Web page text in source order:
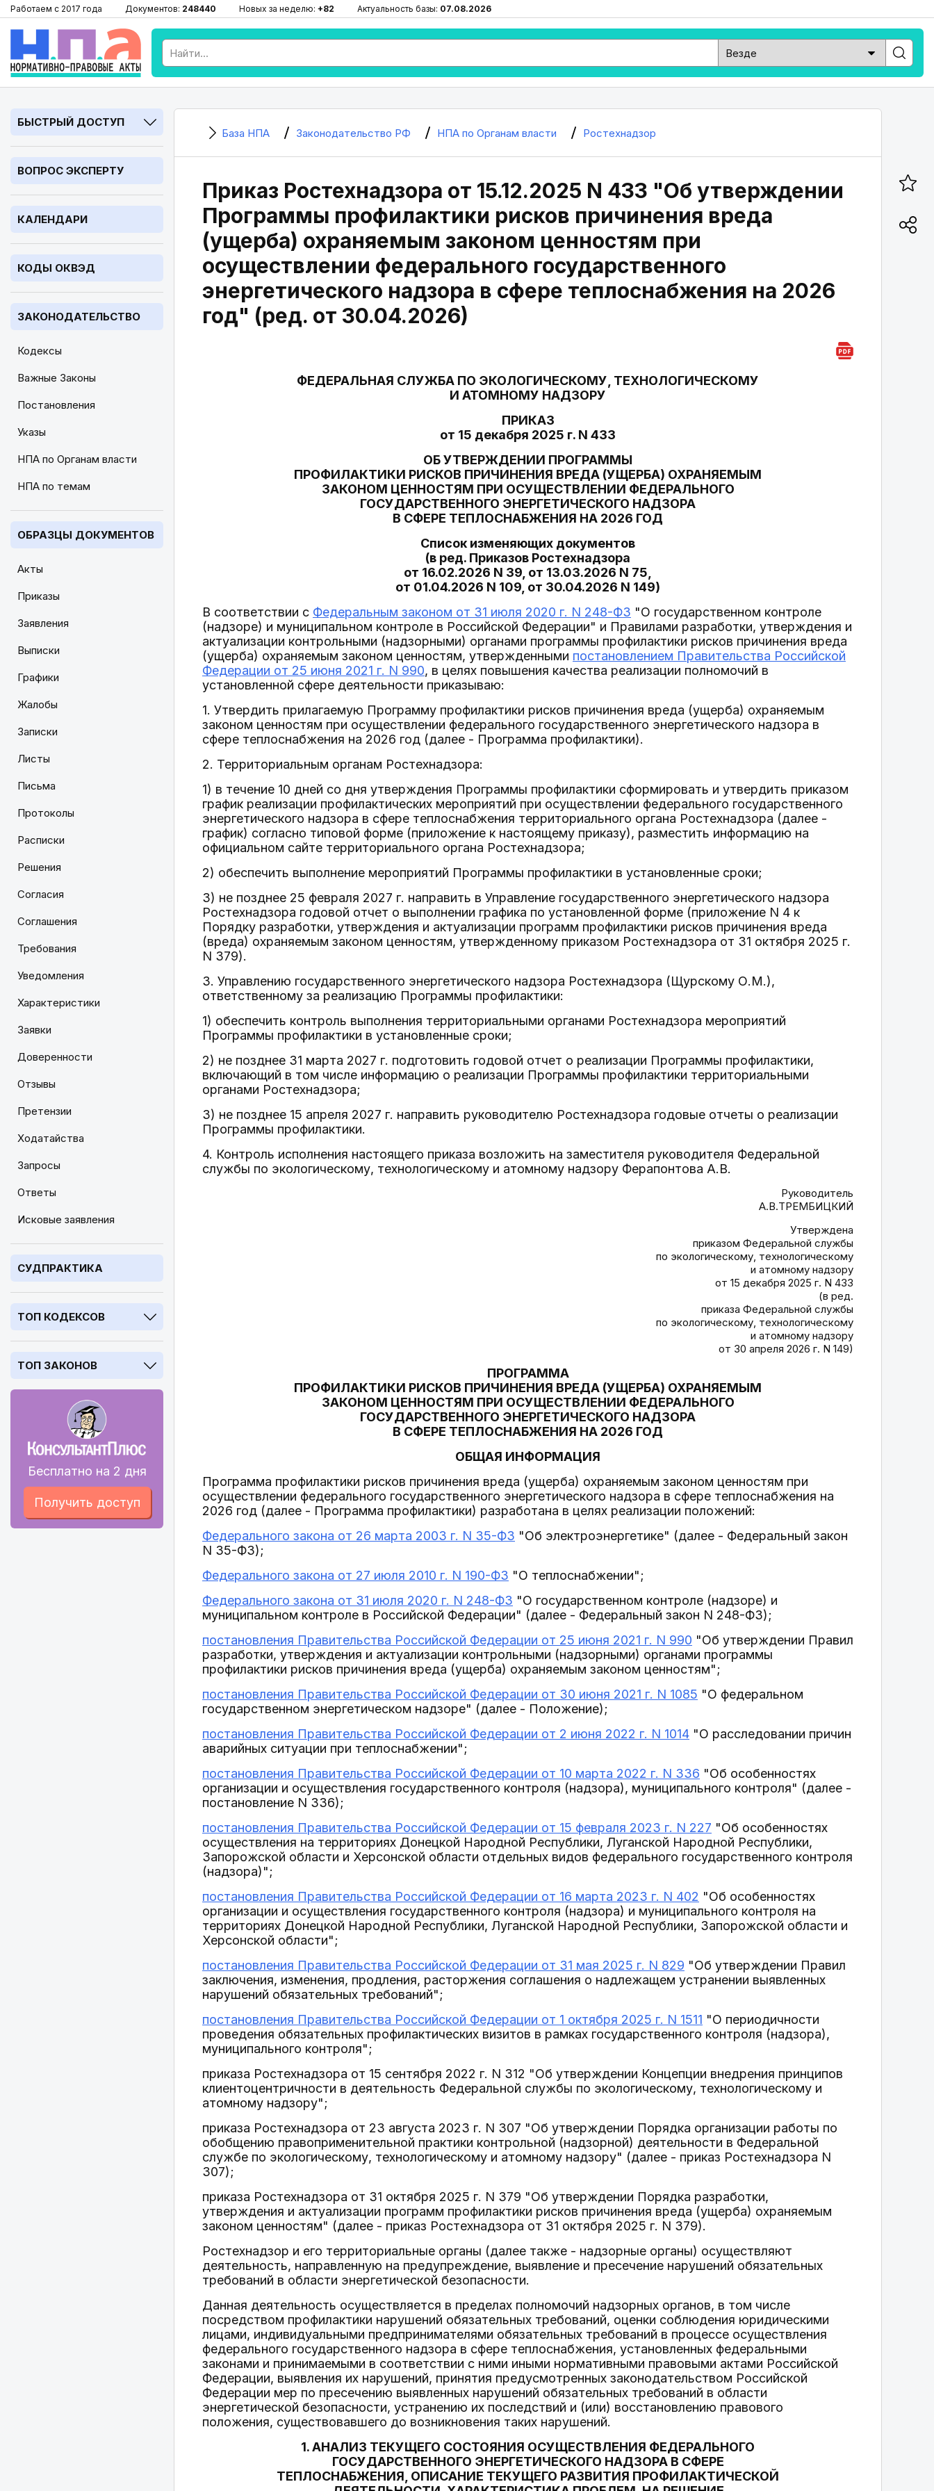
Работаем с 2017 года Документов: 248440 Новых за неделю: +82 Актуальность базы: 07.08.2026
БЫСТРЫЙ ДОСТУП
ВОПРОС ЭКСПЕРТУ
КАЛЕНДАРИ
КОДЫ ОКВЭД
ЗАКОНОДАТЕЛЬСТВО
Кодексы
Важные Законы
Постановления
Указы
НПА по Органам власти
НПА по темам
ОБРАЗЦЫ ДОКУМЕНТОВ
Акты
Приказы
Заявления
Выписки
Графики
Жалобы
Записки
Листы
Письма
Протоколы
Расписки
Решения
Согласия
Соглашения
Требования
Уведомления
Характеристики
Заявки
Доверенности
Отзывы
Претензии
Ходатайства
Запросы
Ответы
Исковые заявления
СУДПРАКТИКА
ТОП КОДЕКСОВ
ТОП ЗАКОНОВ
Бесплатно на 2 дня
Получить доступ
База НПА Законодательство РФ НПА по Органам власти Ростехнадзор
Приказ Ростехнадзора от 15.12.2025 N 433 "Об утверждении
Программы профилактики рисков причинения вреда
(ущерба) охраняемым законом ценностям при
осуществлении федерального государственного
энергетического надзора в сфере теплоснабжения на 2026
год" (ред. от 30.04.2026)
ФЕДЕРАЛЬНАЯ СЛУЖБА ПО ЭКОЛОГИЧЕСКОМУ, ТЕХНОЛОГИЧЕСКОМУ
И АТОМНОМУ НАДЗОРУ
ПРИКАЗ
от 15 декабря 2025 г. N 433
ОБ УТВЕРЖДЕНИИ ПРОГРАММЫ
ПРОФИЛАКТИКИ РИСКОВ ПРИЧИНЕНИЯ ВРЕДА (УЩЕРБА) ОХРАНЯЕМЫМ
ЗАКОНОМ ЦЕННОСТЯМ ПРИ ОСУЩЕСТВЛЕНИИ ФЕДЕРАЛЬНОГО
ГОСУДАРСТВЕННОГО ЭНЕРГЕТИЧЕСКОГО НАДЗОРА
В СФЕРЕ ТЕПЛОСНАБЖЕНИЯ НА 2026 ГОД
Список изменяющих документов
(в ред. Приказов Ростехнадзора
от 16.02.2026 N 39, от 13.03.2026 N 75,
от 01.04.2026 N 109, от 30.04.2026 N 149)
В соответствии с Федеральным законом от 31 июля 2020 г. N 248-ФЗ "О государственном контроле
(надзоре) и муниципальном контроле в Российской Федерации" и Правилами разработки, утверждения и
актуализации контрольными (надзорными) органами программы профилактики рисков причинения вреда
(ущерба) охраняемым законом ценностям, утвержденными постановлением Правительства Российской
Федерации от 25 июня 2021 г. N 990, в целях повышения качества реализации полномочий в
установленной сфере деятельности приказываю:
1. Утвердить прилагаемую Программу профилактики рисков причинения вреда (ущерба) охраняемым
законом ценностям при осуществлении федерального государственного энергетического надзора в
сфере теплоснабжения на 2026 год (далее - Программа профилактики).
2. Территориальным органам Ростехнадзора:
1) в течение 10 дней со дня утверждения Программы профилактики сформировать и утвердить приказом
график реализации профилактических мероприятий при осуществлении федерального государственного
энергетического надзора в сфере теплоснабжения территориального органа Ростехнадзора (далее -
график) согласно типовой форме (приложение к настоящему приказу), разместить информацию на
официальном сайте территориального органа Ростехнадзора;
2) обеспечить выполнение мероприятий Программы профилактики в установленные сроки;
3) не позднее 25 февраля 2027 г. направить в Управление государственного энергетического надзора
Ростехнадзора годовой отчет о выполнении графика по установленной форме (приложение N 4 к
Порядку разработки, утверждения и актуализации программ профилактики рисков причинения вреда
(вреда) охраняемым законом ценностям, утвержденному приказом Ростехнадзора от 31 октября 2025 г.
N 379).
3. Управлению государственного энергетического надзора Ростехнадзора (Щурскому О.М.),
ответственному за реализацию Программы профилактики:
1) обеспечить контроль выполнения территориальными органами Ростехнадзора мероприятий
Программы профилактики в установленные сроки;
2) не позднее 31 марта 2027 г. подготовить годовой отчет о реализации Программы профилактики,
включающий в том числе информацию о реализации Программы профилактики территориальными
органами Ростехнадзора;
3) не позднее 15 апреля 2027 г. направить руководителю Ростехнадзора годовые отчеты о реализации
Программы профилактики.
4. Контроль исполнения настоящего приказа возложить на заместителя руководителя Федеральной
службы по экологическому, технологическому и атомному надзору Ферапонтова А.В.
Руководитель
А.В.ТРЕМБИЦКИЙ
Утверждена
приказом Федеральной службы
по экологическому, технологическому
и атомному надзору
от 15 декабря 2025 г. N 433
(в ред.
приказа Федеральной службы
по экологическому, технологическому
и атомному надзору
от 30 апреля 2026 г. N 149)
ПРОГРАММА
ПРОФИЛАКТИКИ РИСКОВ ПРИЧИНЕНИЯ ВРЕДА (УЩЕРБА) ОХРАНЯЕМЫМ
ЗАКОНОМ ЦЕННОСТЯМ ПРИ ОСУЩЕСТВЛЕНИИ ФЕДЕРАЛЬНОГО
ГОСУДАРСТВЕННОГО ЭНЕРГЕТИЧЕСКОГО НАДЗОРА
В СФЕРЕ ТЕПЛОСНАБЖЕНИЯ НА 2026 ГОД
ОБЩАЯ ИНФОРМАЦИЯ
Программа профилактики рисков причинения вреда (ущерба) охраняемым законом ценностям при
осуществлении федерального государственного энергетического надзора в сфере теплоснабжения на
2026 год (далее - Программа профилактики) разработана в целях реализации положений:
Федерального закона от 26 марта 2003 г. N 35-ФЗ "Об электроэнергетике" (далее - Федеральный закон
N 35-ФЗ);
Федерального закона от 27 июля 2010 г. N 190-ФЗ "О теплоснабжении";
Федерального закона от 31 июля 2020 г. N 248-ФЗ "О государственном контроле (надзоре) и
муниципальном контроле в Российской Федерации" (далее - Федеральный закон N 248-ФЗ);
постановления Правительства Российской Федерации от 25 июня 2021 г. N 990 "Об утверждении Правил
разработки, утверждения и актуализации контрольными (надзорными) органами программы
профилактики рисков причинения вреда (ущерба) охраняемым законом ценностям";
постановления Правительства Российской Федерации от 30 июня 2021 г. N 1085 "О федеральном
государственном энергетическом надзоре" (далее - Положение);
постановления Правительства Российской Федерации от 2 июня 2022 г. N 1014 "О расследовании причин
аварийных ситуации при теплоснабжении";
постановления Правительства Российской Федерации от 10 марта 2022 г. N 336 "Об особенностях
организации и осуществления государственного контроля (надзора), муниципального контроля" (далее -
постановление N 336);
постановления Правительства Российской Федерации от 15 февраля 2023 г. N 227 "Об особенностях
осуществления на территориях Донецкой Народной Республики, Луганской Народной Республики,
Запорожской области и Херсонской области отдельных видов федерального государственного контроля
(надзора)";
постановления Правительства Российской Федерации от 16 марта 2023 г. N 402 "Об особенностях
организации и осуществления государственного контроля (надзора) и муниципального контроля на
территориях Донецкой Народной Республики, Луганской Народной Республики, Запорожской области и
Херсонской области";
постановления Правительства Российской Федерации от 31 мая 2025 г. N 829 "Об утверждении Правил
заключения, изменения, продления, расторжения соглашения о надлежащем устранении выявленных
нарушений обязательных требований";
постановления Правительства Российской Федерации от 1 октября 2025 г. N 1511 "О периодичности
проведения обязательных профилактических визитов в рамках государственного контроля (надзора),
муниципального контроля";
приказа Ростехнадзора от 15 сентября 2022 г. N 312 "Об утверждении Концепции внедрения принципов
клиентоцентричности в деятельность Федеральной службы по экологическому, технологическому и
атомному надзору";
приказа Ростехнадзора от 23 августа 2023 г. N 307 "Об утверждении Порядка организации работы по
обобщению правоприменительной практики контрольной (надзорной) деятельности в Федеральной
службе по экологическому, технологическому и атомному надзору" (далее - приказ Ростехнадзора N
307);
приказа Ростехнадзора от 31 октября 2025 г. N 379 "Об утверждении Порядка разработки,
утверждения и актуализации программ профилактики рисков причинения вреда (ущерба) охраняемым
законом ценностям" (далее - приказ Ростехнадзора от 31 октября 2025 г. N 379).
Ростехнадзор и его территориальные органы (далее также - надзорные органы) осуществляют
деятельность, направленную на предупреждение, выявление и пресечение нарушений обязательных
требований в области энергетической безопасности.
Данная деятельность осуществляется в пределах полномочий надзорных органов, в том числе
посредством профилактики нарушений обязательных требований, оценки соблюдения юридическими
лицами, индивидуальными предпринимателями обязательных требований в процессе осуществления
федерального государственного надзора в сфере теплоснабжения, установленных федеральными
законами и принимаемыми в соответствии с ними иными нормативными правовыми актами Российской
Федерации, выявления их нарушений, принятия предусмотренных законодательством Российской
Федерации мер по пресечению выявленных нарушений обязательных требований в области
энергетической безопасности, устранению их последствий и (или) восстановлению правового
положения, существовавшего до возникновения таких нарушений.
1. АНАЛИЗ ТЕКУЩЕГО СОСТОЯНИЯ ОСУЩЕСТВЛЕНИЯ ФЕДЕРАЛЬНОГО
ГОСУДАРСТВЕННОГО ЭНЕРГЕТИЧЕСКОГО НАДЗОРА В СФЕРЕ
ТЕПЛОСНАБЖЕНИЯ, ОПИСАНИЕ ТЕКУЩЕГО РАЗВИТИЯ ПРОФИЛАКТИЧЕСКОЙ